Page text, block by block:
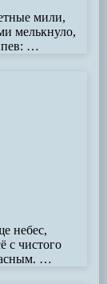
мили,
мелькнуло,
…
небес,
с чистого
…